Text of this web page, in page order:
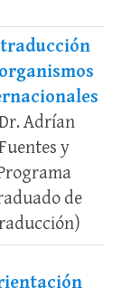
Adrían
y
de